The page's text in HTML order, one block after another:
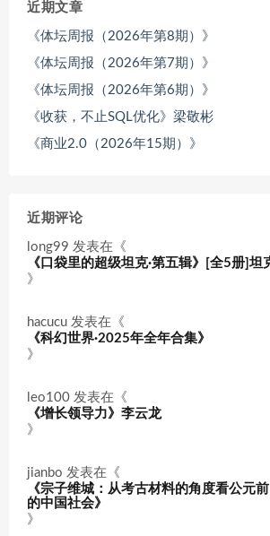
近期文章
《体坛周报（2026年第8期）》
《体坛周报（2026年第7期）》
《体坛周报（2026年第6期）》
《收获，不止SQL优化》梁敬彬
《商业2.0（2026年15期）》
近期评论
long99 发表在《
《口袋里的超级坦克·第五辑》[全5册]坦
》
hacucu 发表在《
《科幻世界·2025年全年合集》
》
leo100 发表在《
《增长领导力》李云龙
》
jianbo 发表在《
《宗子维城：从考古材料的角度看公元
的中国社会》
》